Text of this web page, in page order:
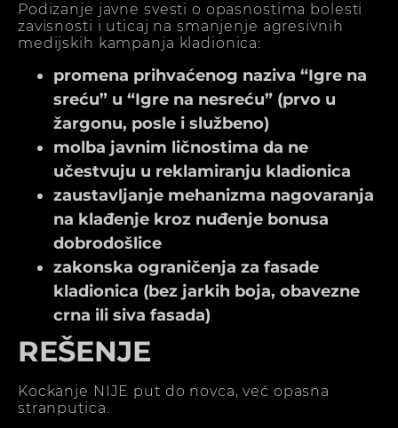
Podizanje javne svesti o opasnostima bolesti
zavisnosti i uticaj na smanjenje agresivnih
medijskih kampanja kladionica:
promena prihvaćenog naziva “Igre na
sreću” u “Igre na nesreću” (prvo u
žargonu, posle i službeno)
molba javnim ličnostima da ne
učestvuju u reklamiranju kladionica
zaustavljanje mehanizma nagovaranja
na klađenje kroz nuđenje bonusa
dobrodošlice
zakonska ograničenja za fasade
kladionica (bez jarkih boja, obavezne
crna ili siva fasada)
REŠENJE
Kockanje NIJE put do novca, već opasna
stranputica.